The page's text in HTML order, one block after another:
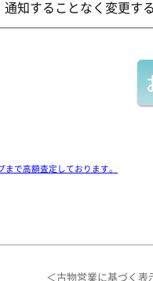
知することなく変更す
で高額査定しております。
＜古物営業に基づく表